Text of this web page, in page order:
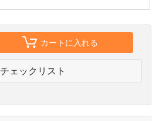
カートに入れる
チェックリスト